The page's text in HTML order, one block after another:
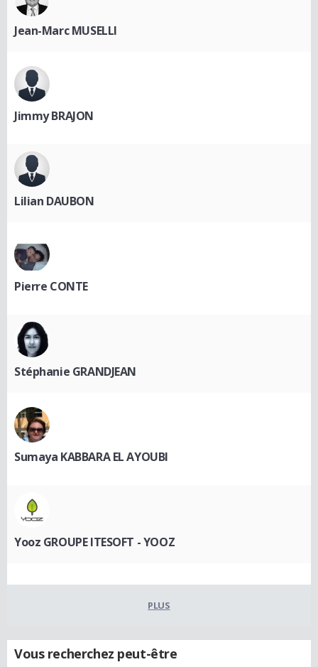
Jean-Marc MUSELLI
Jimmy BRAJON
Lilian DAUBON
Pierre CONTE
Stéphanie GRANDJEAN
Sumaya KABBARA EL AYOUBI
Yooz GROUPE ITESOFT - YOOZ
PLUS
Vous recherchez peut-être